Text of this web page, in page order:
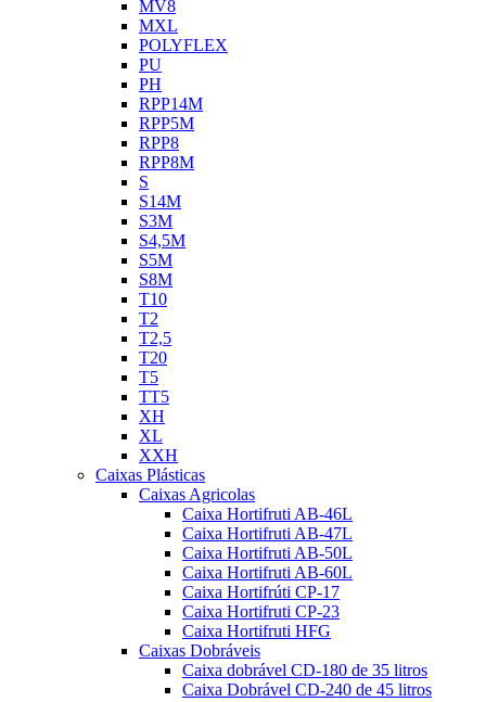
MV8
MXL
POLYFLEX
PU
PH
RPP14M
RPP5M
RPP8
RPP8M
S
S14M
S3M
S4,5M
S5M
S8M
T10
T2
T2,5
T20
T5
TT5
XH
XL
XXH
Caixas Plásticas
Caixas Agricolas
Caixa Hortifruti AB-46L
Caixa Hortifruti AB-47L
Caixa Hortifruti AB-50L
Caixa Hortifruti AB-60L
Caixa Hortifrúti CP-17
Caixa Hortifruti CP-23
Caixa Hortifruti HFG
Caixas Dobráveis
Caixa dobrável CD-180 de 35 litros
Caixa Dobrável CD-240 de 45 litros